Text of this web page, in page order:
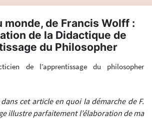
monde, de Francis Wolff :
de la Didactique de
du Philosopher
de l’apprentissage du philosopher
cet article en quoi la démarche de F.
illustre parfaitement l’élaboration de ma